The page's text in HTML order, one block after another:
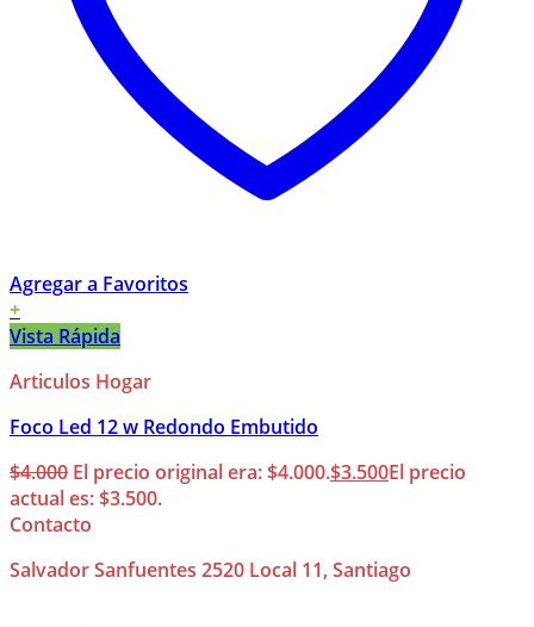
Agregar a Favoritos
+
Vista Rápida
Articulos Hogar
Foco Led 12 w Redondo Embutido
$4.000 El precio original era: $4.000.$3.500El precio
actual es: $3.500.
Contacto
Salvador Sanfuentes 2520 Local 11, Santiago